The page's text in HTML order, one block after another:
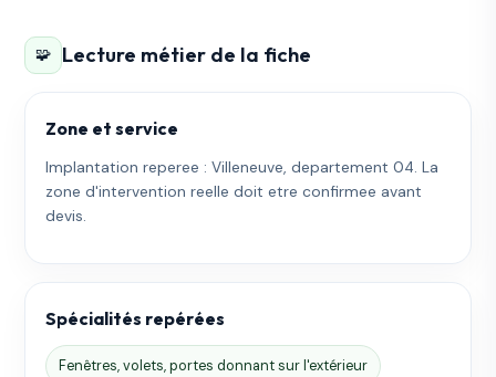
🧩 Lecture métier de la fiche
Zone et service
Implantation reperee : Villeneuve, departement 04. La
zone d'intervention reelle doit etre confirmee avant
devis.
Spécialités repérées
Fenêtres, volets, portes donnant sur l'extérieur